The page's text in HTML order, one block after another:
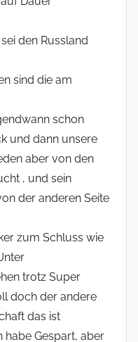
den Russland
sind die am
schon
und dann unsere
aber von den
, und sein
der anderen Seite
zum Schluss wie
trotz Super
doch der andere
das ist
habe Gespart, aber